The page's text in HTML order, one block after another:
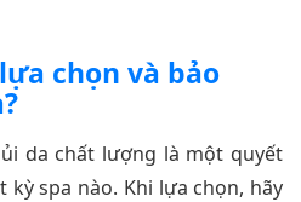
chọn và bảo
da chất lượng là một quyết
spa nào. Khi lựa chọn, hãy